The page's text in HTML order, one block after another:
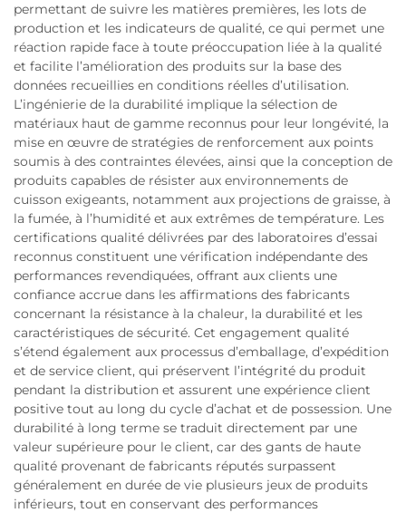
permettant de suivre les matières premières, les lots de
production et les indicateurs de qualité, ce qui permet une
réaction rapide face à toute préoccupation liée à la qualité
et facilite l’amélioration des produits sur la base des
données recueillies en conditions réelles d’utilisation.
L’ingénierie de la durabilité implique la sélection de
matériaux haut de gamme reconnus pour leur longévité, la
mise en œuvre de stratégies de renforcement aux points
soumis à des contraintes élevées, ainsi que la conception de
produits capables de résister aux environnements de
cuisson exigeants, notamment aux projections de graisse, à
la fumée, à l’humidité et aux extrêmes de température. Les
certifications qualité délivrées par des laboratoires d’essai
reconnus constituent une vérification indépendante des
performances revendiquées, offrant aux clients une
confiance accrue dans les affirmations des fabricants
concernant la résistance à la chaleur, la durabilité et les
caractéristiques de sécurité. Cet engagement qualité
s’étend également aux processus d’emballage, d’expédition
et de service client, qui préservent l’intégrité du produit
pendant la distribution et assurent une expérience client
positive tout au long du cycle d’achat et de possession. Une
durabilité à long terme se traduit directement par une
valeur supérieure pour le client, car des gants de haute
qualité provenant de fabricants réputés surpassent
généralement en durée de vie plusieurs jeux de produits
inférieurs, tout en conservant des performances